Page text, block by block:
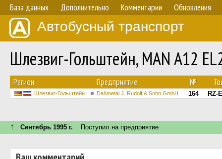
База данных Дополнительно Комментарии Обновления
Автобусный транспорт
Шлезвиг-Гольштейн, MAN A12
Регион Предприятие №
Шлезвиг-Гольштейн Dahmetal J. Rudolf & Sohn GmbH 164 RZ-
↑ Сентябрь 1995 г. Поступил на предприятие